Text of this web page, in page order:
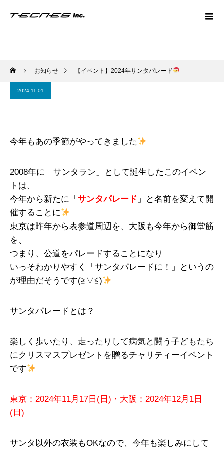
お知らせ 【イベント】2024年サンタパレード
2024.11.01
今年もあの季節がやってきました
2008年に「サンタラン」として誕生したこのイベン
トは、
今年から新たに「 サンタパレード 」と名前を変えて開
催することに
東京は昨年から表参道周辺を、大阪も今年から御堂筋
を、
つまり、公道をパレードすることになり
いっそわかりやすく「サンタパレードに！」というの
が理由だそうです(≧▽≦)
サンタパレードとは？
楽しく歩いたり、走ったりして病気と闘う子どもたち
にクリスマスプレゼントを贈るチャリティーイベント
です
東京：2024年11月17日(日)・大阪：2024年12月1日
(日)
サンタ以外の衣装もOKなので、今年も楽しみにして